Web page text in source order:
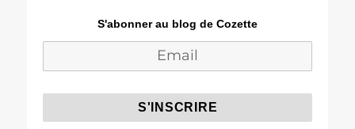
S'abonner au blog de Cozette